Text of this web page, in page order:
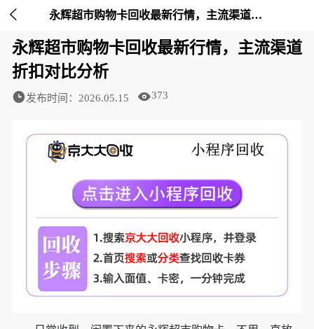
 永辉超市购物卡回收最新行情，主流渠道折扣对比分析-京大大回收
永辉超市购物卡回收最新行情，主流渠道
折扣对比分析
发布时间：2026.05.15 373